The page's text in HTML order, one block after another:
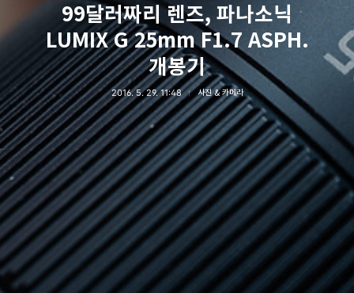
99달러짜리 렌즈, 파나소닉
LUMIX G 25mm F1.7 ASPH.
개봉기
2016. 5. 29. 11:48 사진 & 카메라